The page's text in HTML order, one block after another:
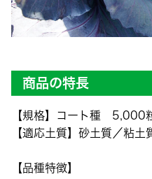
商品の特長
【規格】コート種
【適応土質】砂土質／粘土
【品種特徴】